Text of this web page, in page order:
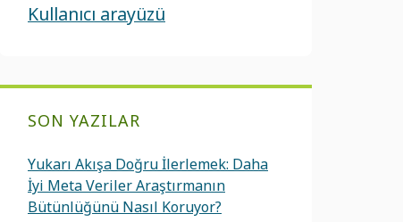
Kullanıcı arayüzü
SON YAZILAR
Yukarı Akışa Doğru İlerlemek: Daha
İyi Meta Veriler Araştırmanın
Bütünlüğünü Nasıl Koruyor?